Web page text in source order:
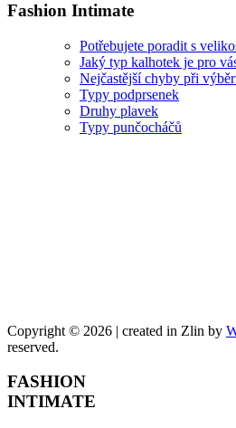
Fashion Intimate
Potřebujete poradit s
Jaký typ kalhotek je pro
Nejčastější chyby při
Typy podprsenek
Druhy plavek
Typy punčocháčů
Copyright © 2026 | created in Zlin by
reserved.
FASHION
INTIMATE